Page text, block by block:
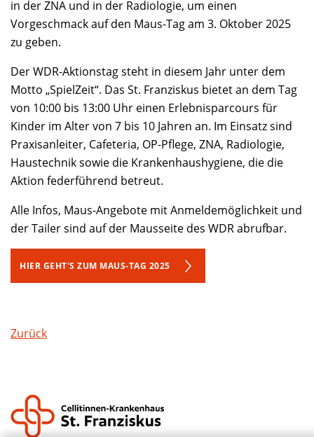
in der ZNA und in der Radiologie, um einen
Vorgeschmack auf den Maus-Tag am 3. Oktober 2025
zu geben.
Der WDR-Aktionstag steht in diesem Jahr unter dem
Motto „SpielZeit“. Das St. Franziskus bietet an dem Tag
von 10:00 bis 13:00 Uhr einen Erlebnisparcours für
Kinder im Alter von 7 bis 10 Jahren an. Im Einsatz sind
Praxisanleiter, Cafeteria, OP-Pflege, ZNA, Radiologie,
Haustechnik sowie die Krankenhaushygiene, die die
Aktion federführend betreut.
Alle Infos, Maus-Angebote mit Anmeldemöglichkeit und
der Tailer sind auf der Mausseite des WDR abrufbar.
HIER GEHT'S ZUM MAUS-TAG 2025
Zurück